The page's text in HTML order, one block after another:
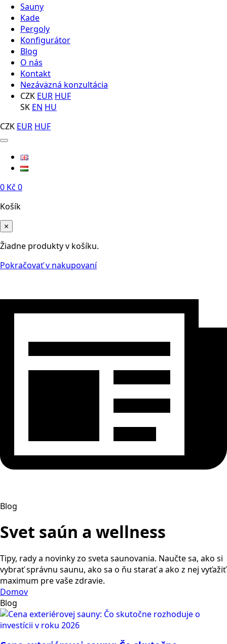
Sauny
Kade
Pergoly
Konfigurátor
Blog
O nás
Kontakt
Nezáväzná konzultácia
CZK EUR HUF
SK EN HU
CZK EUR HUF
0 Kč 0
Košík
×
Žiadne produkty v košíku.
Pokračovať v nakupovaní
Blog
Svet saún a wellness
Tipy, rady a novinky zo sveta saunovania. Naučte sa, ako si
vybrať správnu saunu, ako sa o ňu starať a ako z nej vyťažiť
maximum pre vaše zdravie.
Domov
Blog